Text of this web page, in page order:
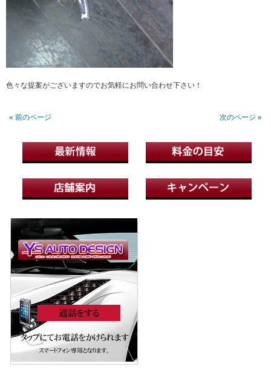
色々な提案がございますのでお気軽にお問い合わせ下さい！
« 前のページ 次のページ »